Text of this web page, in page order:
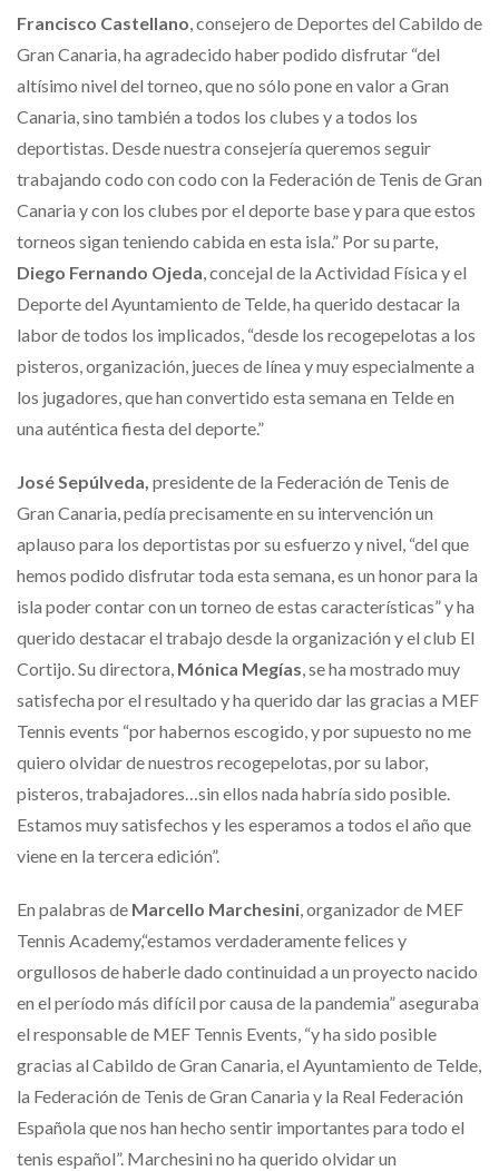
Francisco Castellano, consejero de Deportes del Cabildo de
Gran Canaria, ha agradecido haber podido disfrutar “del
altísimo nivel del torneo, que no sólo pone en valor a Gran
Canaria, sino también a todos los clubes y a todos los
deportistas. Desde nuestra consejería queremos seguir
trabajando codo con codo con la Federación de Tenis de Gran
Canaria y con los clubes por el deporte base y para que estos
torneos sigan teniendo cabida en esta isla.” Por su parte,
Diego Fernando Ojeda, concejal de la Actividad Física y el
Deporte del Ayuntamiento de Telde, ha querido destacar la
labor de todos los implicados, “desde los recogepelotas a los
pisteros, organización, jueces de línea y muy especialmente a
los jugadores, que han convertido esta semana en Telde en
una auténtica fiesta del deporte.”
José Sepúlveda, presidente de la Federación de Tenis de
Gran Canaria, pedía precisamente en su intervención un
aplauso para los deportistas por su esfuerzo y nivel, “del que
hemos podido disfrutar toda esta semana, es un honor para la
isla poder contar con un torneo de estas características” y ha
querido destacar el trabajo desde la organización y el club El
Cortijo. Su directora, Mónica Megías, se ha mostrado muy
satisfecha por el resultado y ha querido dar las gracias a MEF
Tennis events “por habernos escogido, y por supuesto no me
quiero olvidar de nuestros recogepelotas, por su labor,
pisteros, trabajadores…sin ellos nada habría sido posible.
Estamos muy satisfechos y les esperamos a todos el año que
viene en la tercera edición”.
En palabras de Marcello Marchesini, organizador de MEF
Tennis Academy,“estamos verdaderamente felices y
orgullosos de haberle dado continuidad a un proyecto nacido
en el período más difícil por causa de la pandemia” aseguraba
el responsable de MEF Tennis Events, “y ha sido posible
gracias al Cabildo de Gran Canaria, el Ayuntamiento de Telde,
la Federación de Tenis de Gran Canaria y la Real Federación
Española que nos han hecho sentir importantes para todo el
tenis español”. Marchesini no ha querido olvidar un